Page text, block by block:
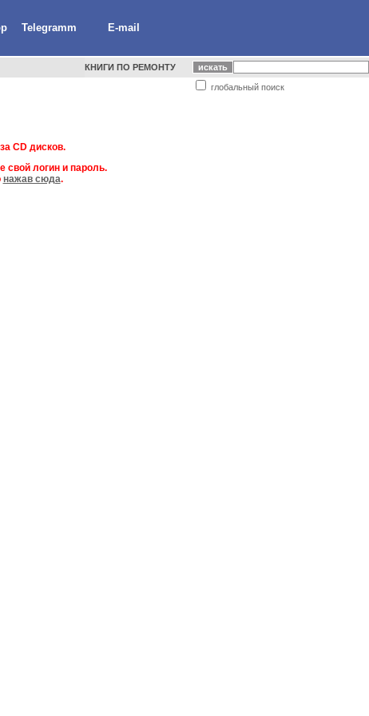
Telegramm E-mail
КНИГИ ПО РЕМОНТУ
глобальный поиск
CD дисков.
свой логин и пароль.
нажав сюда.